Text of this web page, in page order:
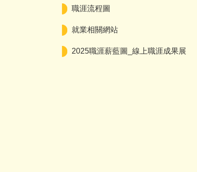
職涯流程圖
就業相關網站
2025職涯薪藍圖_線上職涯成果展